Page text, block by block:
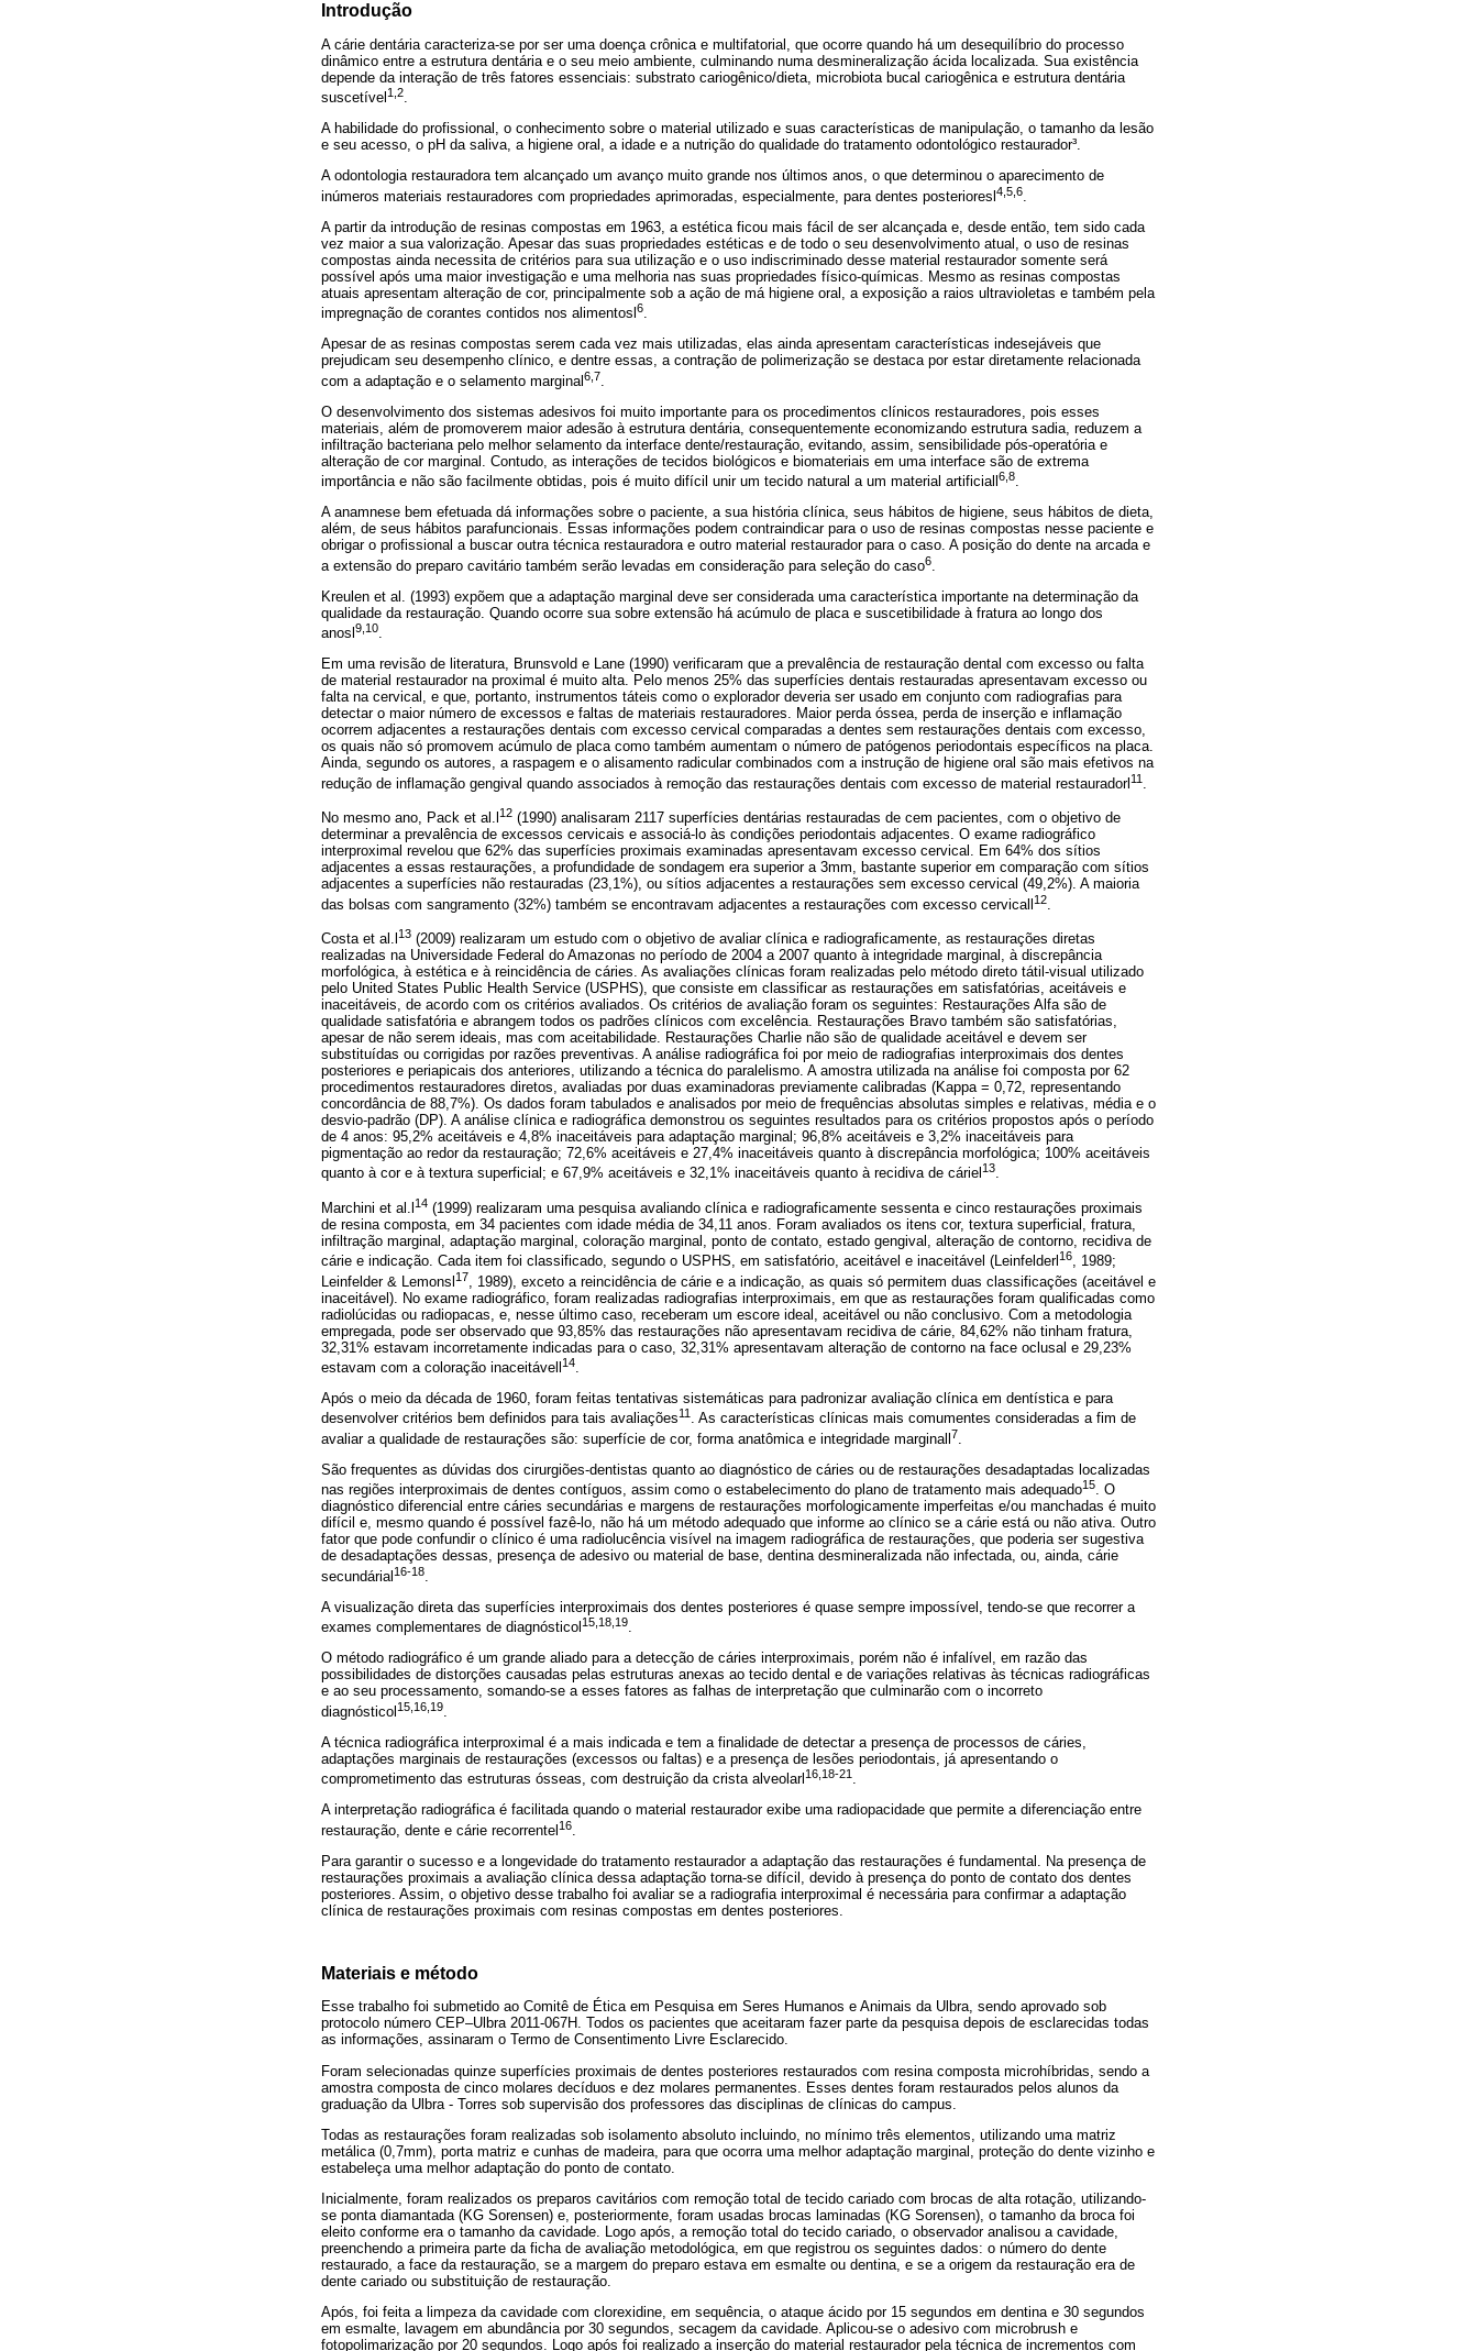
Introdução
A cárie dentária caracteriza-se por ser uma doença crônica e multifatorial, que ocorre quando há um desequilíbrio do processo
dinâmico entre a estrutura dentária e o seu meio ambiente, culminando numa desmineralização ácida localizada. Sua existência
depende da interação de três fatores essenciais: substrato cariogênico/dieta, microbiota bucal cariogênica e estrutura dentária
suscetível 1,2
A habilidade do profissional, o conhecimento sobre o material utilizado e suas características de manipulação, o tamanho da lesão
e seu acesso, o pH da saliva, a higiene oral, a idade e a nutrição do qualidade do tratamento odontológico restaurador³.
A odontologia restauradora tem alcançado um avanço muito grande nos últimos anos, o que determinou o aparecimento de
inúmeros materiais restauradores com propriedades aprimoradas, especialmente, para dentes posterioresl4,5,6
A partir da introdução de resinas compostas em 1963, a estética ficou mais fácil de ser alcançada e, desde então, tem sido cada
vez maior a sua valorização. Apesar das suas propriedades estéticas e de todo o seu desenvolvimento atual, o uso de resinas
compostas ainda necessita de critérios para sua utilização e o uso indiscriminado desse material restaurador somente será
possível após uma maior investigação e uma melhoria nas suas propriedades físico-químicas. Mesmo as resinas compostas
atuais apresentam alteração de cor, principalmente sob a ação de má higiene oral, a exposição a raios ultravioletas e também pela
impregnação de corantes contidos nos alimentosl 6.
Apesar de as resinas compostas serem cada vez mais utilizadas, elas ainda apresentam características indesejáveis que
prejudicam seu desempenho clínico, e dentre essas, a contração de polimerização se destaca por estar diretamente relacionada
com a adaptação e o selamento marginal6,7
O desenvolvimento dos sistemas adesivos foi muito importante para os procedimentos clínicos restauradores, pois esses
materiais, além de promoverem maior adesão à estrutura dentária, consequentemente economizando estrutura sadia, reduzem a
infiltração bacteriana pelo melhor selamento da interface dente/restauração, evitando, assim, sensibilidade pós-operatória e
alteração de cor marginal. Contudo, as interações de tecidos biológicos e biomateriais em uma interface são de extrema
importância e não são facilmente obtidas, pois é muito difícil unir um tecido natural a um material artificiall 6,8.
A anamnese bem efetuada dá informações sobre o paciente, a sua história clínica, seus hábitos de higiene, seus hábitos de dieta,
além, de seus hábitos parafuncionais. Essas informações podem contraindicar para o uso de resinas compostas nesse paciente e
obrigar o profissional a buscar outra técnica restauradora e outro material restaurador para o caso. A posição do dente na arcada e
a extensão do preparo cavitário também serão levadas em consideração para seleção do caso6
Kreulen et al. (1993) expõem que a adaptação marginal deve ser considerada uma característica importante na determinação da
qualidade da restauração. Quando ocorre sua sobre extensão há acúmulo de placa e suscetibilidade à fratura ao longo dos
anosl 9,10.
Em uma revisão de literatura, Brunsvold e Lane (1990) verificaram que a prevalência de restauração dental com excesso ou falta
de material restaurador na proximal é muito alta. Pelo menos 25% das superfícies dentais restauradas apresentavam excesso ou
falta na cervical, e que, portanto, instrumentos táteis como o explorador deveria ser usado em conjunto com radiografias para
detectar o maior número de excessos e faltas de materiais restauradores. Maior perda óssea, perda de inserção e inflamação
ocorrem adjacentes a restaurações dentais com excesso cervical comparadas a dentes sem restaurações dentais com excesso,
os quais não só promovem acúmulo de placa como também aumentam o número de patógenos periodontais específicos na placa.
Ainda, segundo os autores, a raspagem e o alisamento radicular combinados com a instrução de higiene oral são mais efetivos na
redução de inflamação gengival quando associados à remoção das restaurações dentais com excesso de material restauradorl11
No mesmo ano, Pack et al.l 12 (1990) analisaram 2117 superfícies dentárias restauradas de cem pacientes, com o objetivo de
determinar a prevalência de excessos cervicais e associá-lo às condições periodontais adjacentes. O exame radiográfico
interproximal revelou que 62% das superfícies proximais examinadas apresentavam excesso cervical. Em 64% dos sítios
adjacentes a essas restaurações, a profundidade de sondagem era superior a 3mm, bastante superior em comparação com sítios
adjacentes a superfícies não restauradas (23,1%), ou sítios adjacentes a restaurações sem excesso cervical (49,2%). A maioria
das bolsas com sangramento (32%) também se encontravam adjacentes a restaurações com excesso cervicall12
Costa et al.l 13 (2009) realizaram um estudo com o objetivo de avaliar clínica e radiograficamente, as restaurações diretas
realizadas na Universidade Federal do Amazonas no período de 2004 a 2007 quanto à integridade marginal, à discrepância
morfológica, à estética e à reincidência de cáries. As avaliações clínicas foram realizadas pelo método direto tátil-visual utilizado
pelo United States Public Health Service (USPHS), que consiste em classificar as restaurações em satisfatórias, aceitáveis e
inaceitáveis, de acordo com os critérios avaliados. Os critérios de avaliação foram os seguintes: Restaurações Alfa são de
qualidade satisfatória e abrangem todos os padrões clínicos com excelência. Restaurações Bravo também são satisfatórias,
apesar de não serem ideais, mas com aceitabilidade. Restaurações Charlie não são de qualidade aceitável e devem ser
substituídas ou corrigidas por razões preventivas. A análise radiográfica foi por meio de radiografias interproximais dos dentes
posteriores e periapicais dos anteriores, utilizando a técnica do paralelismo. A amostra utilizada na análise foi composta por 62
procedimentos restauradores diretos, avaliadas por duas examinadoras previamente calibradas (Kappa = 0,72, representando
concordância de 88,7%). Os dados foram tabulados e analisados por meio de frequências absolutas simples e relativas, média e o
desvio-padrão (DP). A análise clínica e radiográfica demonstrou os seguintes resultados para os critérios propostos após o período
de 4 anos: 95,2% aceitáveis e 4,8% inaceitáveis para adaptação marginal; 96,8% aceitáveis e 3,2% inaceitáveis para
pigmentação ao redor da restauração; 72,6% aceitáveis e 27,4% inaceitáveis quanto à discrepância morfológica; 100% aceitáveis
quanto à cor e à textura superficial; e 67,9% aceitáveis e 32,1% inaceitáveis quanto à recidiva de cáriel 13.
Marchini et al.l 14 (1999) realizaram uma pesquisa avaliando clínica e radiograficamente sessenta e cinco restaurações proximais
de resina composta, em 34 pacientes com idade média de 34,11 anos. Foram avaliados os itens cor, textura superficial, fratura,
infiltração marginal, adaptação marginal, coloração marginal, ponto de contato, estado gengival, alteração de contorno, recidiva de
cárie e indicação. Cada item foi classificado, segundo o USPHS, em satisfatório, aceitável e inaceitável (Leinfelderl 16, 1989;
Leinfelder & Lemonsl17
, 1989), exceto a reincidência de cárie e a indicação, as quais só permitem duas classificações (aceitável e
inaceitável). No exame radiográfico, foram realizadas radiografias interproximais, em que as restaurações foram qualificadas como
radiolúcidas ou radiopacas, e, nesse último caso, receberam um escore ideal, aceitável ou não conclusivo. Com a metodologia
empregada, pode ser observado que 93,85% das restaurações não apresentavam recidiva de cárie, 84,62% não tinham fratura,
32,31% estavam incorretamente indicadas para o caso, 32,31% apresentavam alteração de contorno na face oclusal e 29,23%
estavam com a coloração inaceitávell 14
Após o meio da década de 1960, foram feitas tentativas sistemáticas para padronizar avaliação clínica em dentística e para
desenvolver critérios bem definidos para tais avaliações11 . As características clínicas mais comumentes consideradas a fim de
avaliar a qualidade de restaurações são: superfície de cor, forma anatômica e integridade marginall 7
São frequentes as dúvidas dos cirurgiões-dentistas quanto ao diagnóstico de cáries ou de restaurações desadaptadas localizadas
nas regiões interproximais de dentes contíguos, assim como o estabelecimento do plano de tratamento mais adequado15. O
diagnóstico diferencial entre cáries secundárias e margens de restaurações morfologicamente imperfeitas e/ou manchadas é muito
difícil e, mesmo quando é possível fazê-lo, não há um método adequado que informe ao clínico se a cárie está ou não ativa. Outro
fator que pode confundir o clínico é uma radiolucência visível na imagem radiográfica de restaurações, que poderia ser sugestiva
de desadaptações dessas, presença de adesivo ou material de base, dentina desmineralizada não infectada, ou, ainda, cárie
secundárial16-18
A visualização direta das superfícies interproximais dos dentes posteriores é quase sempre impossível, tendo-se que recorrer a
exames complementares de diagnósticol 15,18,19.
O método radiográfico é um grande aliado para a detecção de cáries interproximais, porém não é infalível, em razão das
possibilidades de distorções causadas pelas estruturas anexas ao tecido dental e de variações relativas às técnicas radiográficas
e ao seu processamento, somando-se a esses fatores as falhas de interpretação que culminarão com o incorreto
diagnósticol15,16,19
A técnica radiográfica interproximal é a mais indicada e tem a finalidade de detectar a presença de processos de cáries,
adaptações marginais de restaurações (excessos ou faltas) e a presença de lesões periodontais, já apresentando o
comprometimento das estruturas ósseas, com destruição da crista alveolarl 16,18-21 .
A interpretação radiográfica é facilitada quando o material restaurador exibe uma radiopacidade que permite a diferenciação entre
restauração, dente e cárie recorrentel16
Para garantir o sucesso e a longevidade do tratamento restaurador a adaptação das restaurações é fundamental. Na presença de
restaurações proximais a avaliação clínica dessa adaptação torna-se difícil, devido à presença do ponto de contato dos dentes
posteriores. Assim, o objetivo desse trabalho foi avaliar se a radiografia interproximal é necessária para confirmar a adaptação
clínica de restaurações proximais com resinas compostas em dentes posteriores.
Materiais e método
Esse trabalho foi submetido ao Comitê de Ética em Pesquisa em Seres Humanos e Animais da Ulbra, sendo aprovado sob
protocolo número CEP–Ulbra 2011-067H. Todos os pacientes que aceitaram fazer parte da pesquisa depois de esclarecidas todas
as informações, assinaram o Termo de Consentimento Livre Esclarecido.
Foram selecionadas quinze superfícies proximais de dentes posteriores restaurados com resina composta microhíbridas, sendo a
amostra composta de cinco molares decíduos e dez molares permanentes. Esses dentes foram restaurados pelos alunos da
graduação da Ulbra - Torres sob supervisão dos professores das disciplinas de clínicas do campus.
Todas as restaurações foram realizadas sob isolamento absoluto incluindo, no mínimo três elementos, utilizando uma matriz
metálica (0,7mm), porta matriz e cunhas de madeira, para que ocorra uma melhor adaptação marginal, proteção do dente vizinho e
estabeleça uma melhor adaptação do ponto de contato.
Inicialmente, foram realizados os preparos cavitários com remoção total de tecido cariado com brocas de alta rotação, utilizando-
se ponta diamantada (KG Sorensen) e, posteriormente, foram usadas brocas laminadas (KG Sorensen), o tamanho da broca foi
eleito conforme era o tamanho da cavidade. Logo após, a remoção total do tecido cariado, o observador analisou a cavidade,
preenchendo a primeira parte da ficha de avaliação metodológica, em que registrou os seguintes dados: o número do dente
restaurado, a face da restauração, se a margem do preparo estava em esmalte ou dentina, e se a origem da restauração era de
dente cariado ou substituição de restauração.
Após, foi feita a limpeza da cavidade com clorexidine, em sequência, o ataque ácido por 15 segundos em dentina e 30 segundos
em esmalte, lavagem em abundância por 30 segundos, secagem da cavidade. Aplicou-se o adesivo com microbrush e
fotopolimarização por 20 segundos. Logo após foi realizado a inserção do material restaurador pela técnica de incrementos com